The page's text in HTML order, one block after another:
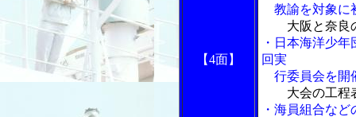
【4面】
教諭を対象に
大阪と奈良
・日本海洋少
回実
行委員会を開
大会の工程
・海員組合な